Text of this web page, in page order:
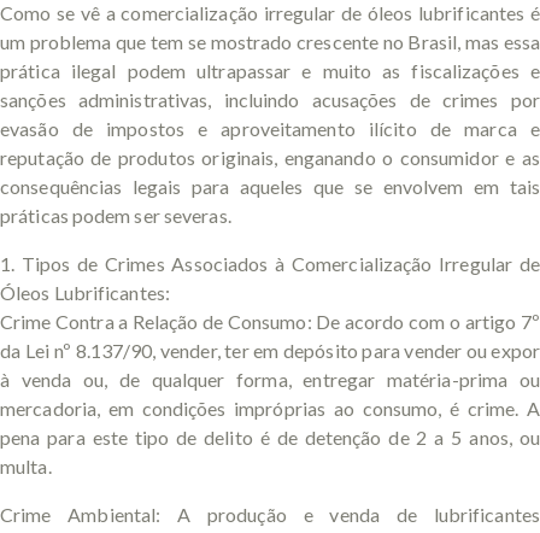
Como se vê a comercialização irregular de óleos lubrificantes é
um problema que tem se mostrado crescente no Brasil, mas essa
prática ilegal podem ultrapassar e muito as fiscalizações e
sanções administrativas, incluindo acusações de crimes por
evasão de impostos e aproveitamento ilícito de marca e
reputação de produtos originais, enganando o consumidor e as
consequências legais para aqueles que se envolvem em tais
práticas podem ser severas.
1. Tipos de Crimes Associados à Comercialização Irregular de
Óleos Lubrificantes:
Crime Contra a Relação de Consumo: De acordo com o artigo 7º
da Lei nº 8.137/90, vender, ter em depósito para vender ou expor
à venda ou, de qualquer forma, entregar matéria-prima ou
mercadoria, em condições impróprias ao consumo, é crime. A
pena para este tipo de delito é de detenção de 2 a 5 anos, ou
multa.
Crime Ambiental: A produção e venda de lubrificantes